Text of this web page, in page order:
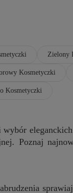
Zielony
Kosmetyczki
Kosmetyczki
Poznaj